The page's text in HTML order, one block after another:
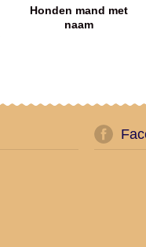
Honden mand met
naam